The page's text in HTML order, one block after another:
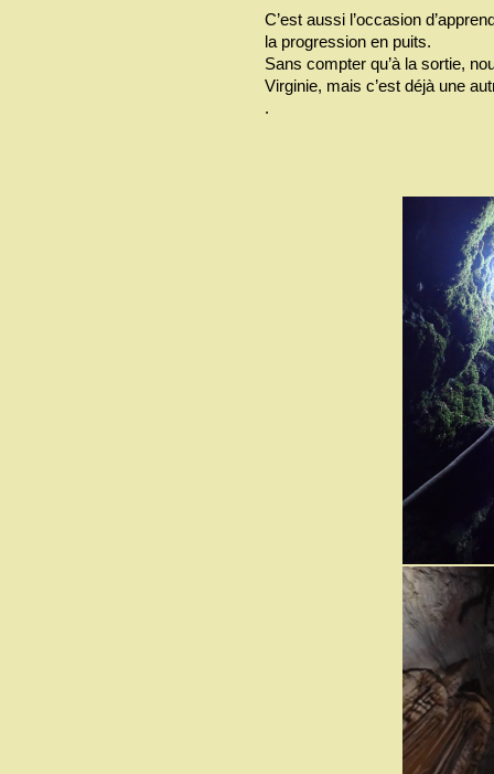
C’est aussi l’occasion
la progression en puits.
Sans compter qu’à la sortie,
Virginie, mais c’est déjà une
.